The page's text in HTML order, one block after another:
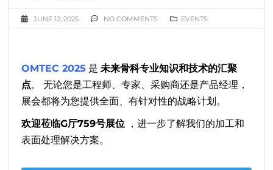
JUNE 12, 2025 NO COMMENTS EVENTS
OMTEC 2025 是 未来骨科专业知识和技术的汇聚
点。 无论您是工程师、专家、采购商还是产品经理，
展会都将为您提供全面、有针对性的战略计划。
欢迎莅临G厅759号展位 ，进一步了解我们的加工和
表面处理解决方案。